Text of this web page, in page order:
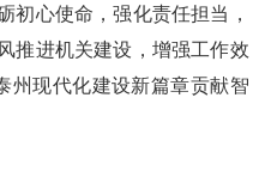
初心使命，强化责任担当，
推进机关建设，增强工作效
州现代化建设新篇章贡献智